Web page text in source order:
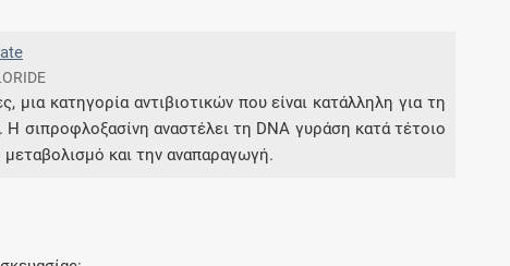
μια κατηγορία αντιβιοτικών που είναι κατάλληλη για τη
σιπροφλοξασίνη αναστέλει τη DNA γυράση κατά τέτοιο
και την αναπαραγωγή.